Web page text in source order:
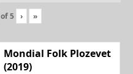
of5 › »
Mondial Folk Plozevet
(2019)